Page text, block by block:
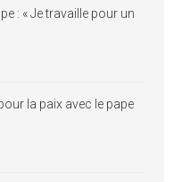
: « Je travaille pour un
la paix avec le pape